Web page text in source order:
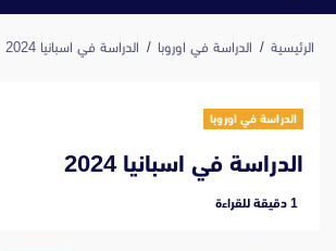
الرئيسية الدراسة في اوروبا الدراسة في اسبانيا 2024
الدراسة في اوروبا
الدراسة في اسبانيا 2024
‫1 دقيقة للقراءة